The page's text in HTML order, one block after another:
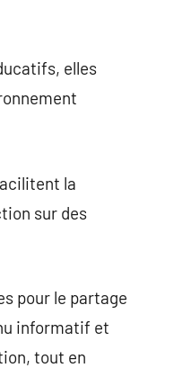
elles
la
sur des
pour le partage
informatif et
tout en